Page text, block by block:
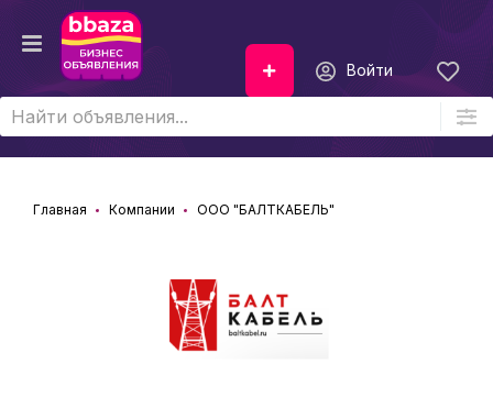
Войти
Главная Компании ООО "БАЛТКАБЕЛЬ"